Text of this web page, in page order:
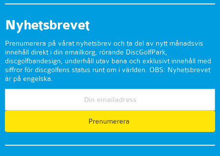
Nyhetsbrevet
Prenumerera på vårat nyhetsbrev och ta del av nytt månadsvis
innehåll direkt i din emailkorg, rörande DiscGolfPark,
discgolfbandesign, underhåll utav bana och exklusivt innehåll med
siffror för discgolfens status runt om i världen. OBS: Nyhetsbrevet
är på engelska.
Prenumerera